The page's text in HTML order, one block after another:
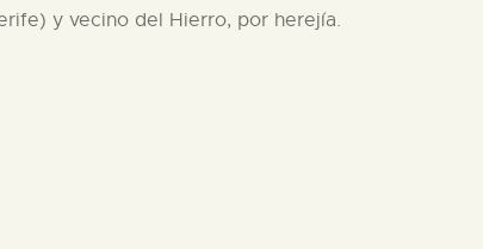
y vecino del Hierro, por herejía.